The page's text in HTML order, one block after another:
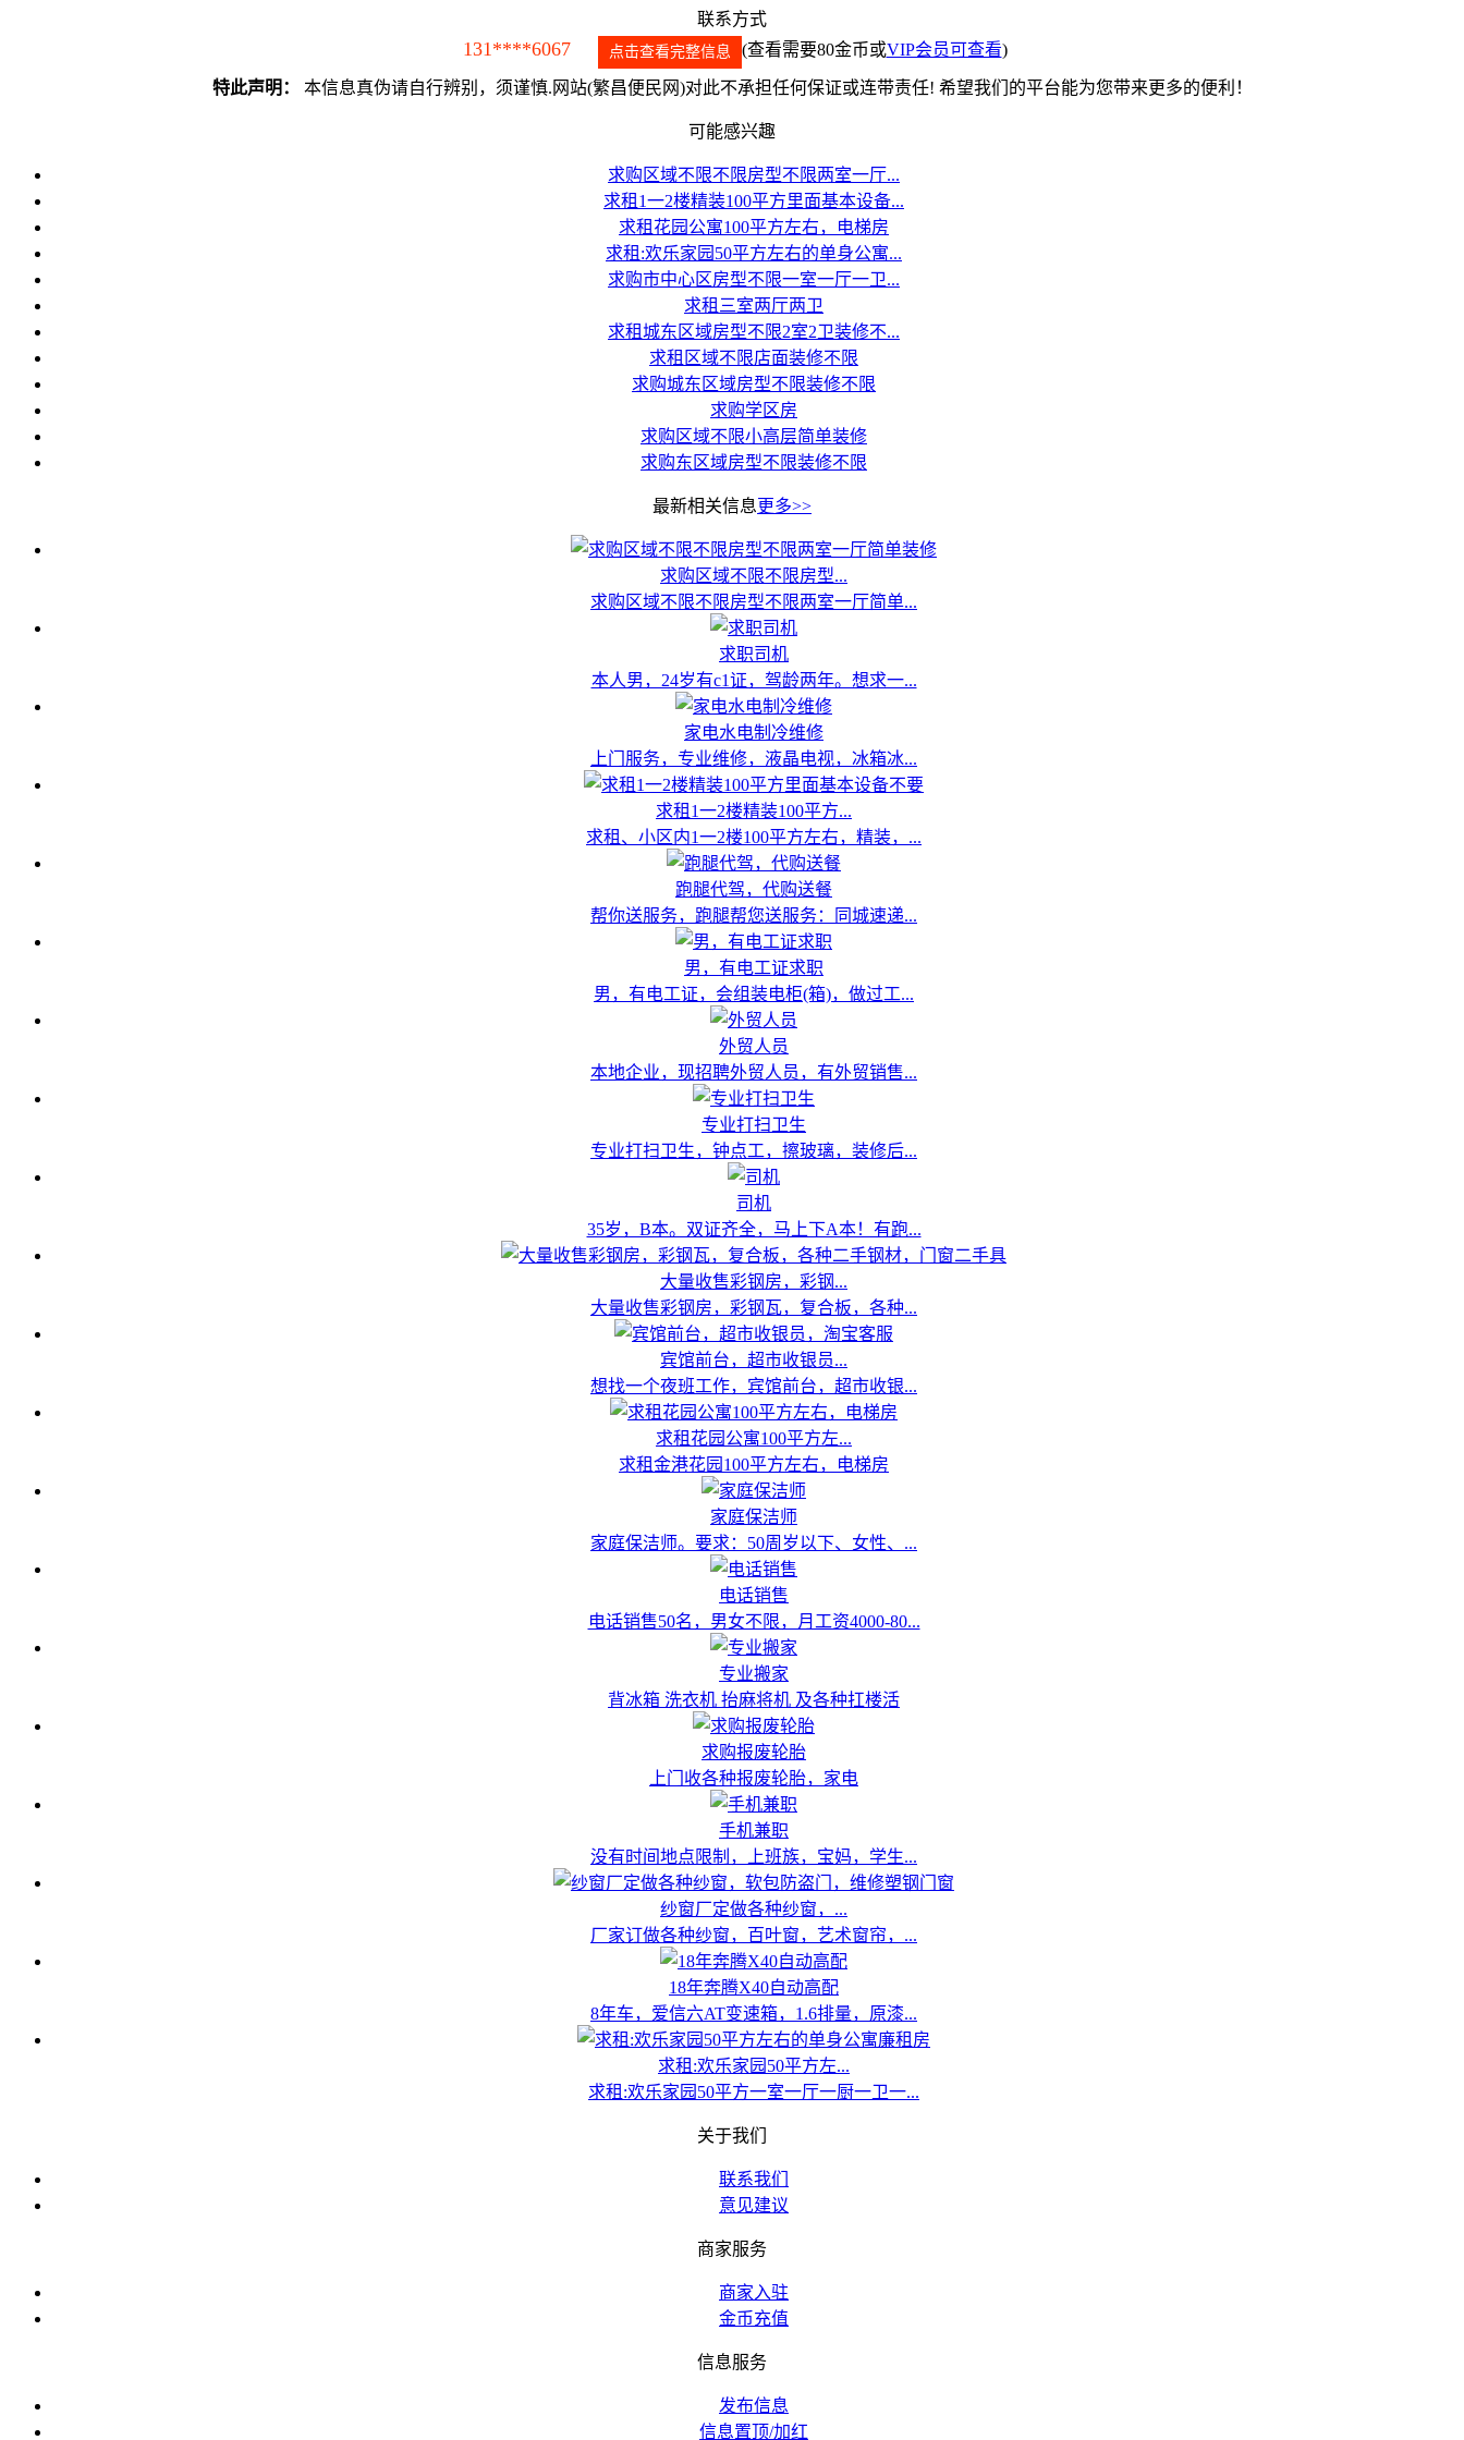
联系方式
131****6067 点击查看完整信息 (查看需要80金币或VIP会员可查看)
特此声明： 本信息真伪请自行辨别，须谨慎.网站(繁昌便民网)对此不承担任何保证或连带责任! 希望我们的平台能为您带来更多的便利！
可能感兴趣
求购区域不限不限房型不限两室一厅...
求租1一2楼精装100平方里面基本设备...
求租花园公寓100平方左右，电梯房
求租:欢乐家园50平方左右的单身公寓...
求购市中心区房型不限一室一厅一卫...
求租三室两厅两卫
求租城东区域房型不限2室2卫装修不...
求租区域不限店面装修不限
求购城东区域房型不限装修不限
求购学区房
求购区域不限小高层简单装修
求购东区域房型不限装修不限
最新相关信息更多>>
求购区域不限不限房型...
求购区域不限不限房型不限两室一厅简单...
求职司机
本人男，24岁有c1证，驾龄两年。想求一...
家电水电制冷维修
上门服务，专业维修，液晶电视，冰箱冰...
求租1一2楼精装100平方...
求租、小区内1一2楼100平方左右，精装，...
跑腿代驾，代购送餐
帮你送服务，跑腿帮您送服务：同城速递...
男，有电工证求职
男，有电工证，会组装电柜(箱)，做过工...
外贸人员
本地企业，现招聘外贸人员，有外贸销售...
专业打扫卫生
专业打扫卫生，钟点工，擦玻璃，装修后...
司机
35岁，B本。双证齐全，马上下A本！有跑...
大量收售彩钢房，彩钢...
大量收售彩钢房，彩钢瓦，复合板，各种...
宾馆前台，超市收银员...
想找一个夜班工作，宾馆前台，超市收银...
求租花园公寓100平方左...
求租金港花园100平方左右，电梯房
家庭保洁师
家庭保洁师。要求：50周岁以下、女性、...
电话销售
电话销售50名，男女不限，月工资4000-80...
专业搬家
背冰箱 洗衣机 抬麻将机 及各种扛楼活
求购报废轮胎
上门收各种报废轮胎，家电
手机兼职
没有时间地点限制，上班族，宝妈，学生...
纱窗厂定做各种纱窗，...
厂家订做各种纱窗，百叶窗，艺术窗帘，...
18年奔腾X40自动高配
8年车，爱信六AT变速箱，1.6排量，原漆...
求租:欢乐家园50平方左...
求租:欢乐家园50平方一室一厅一厨一卫一...
关于我们
联系我们
意见建议
商家服务
商家入驻
金币充值
信息服务
发布信息
信息置顶/加红